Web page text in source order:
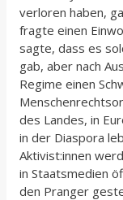
verloren haben,
fragte einen
sagte, dass es
gab, aber nach
Regime einen
des Landes, in
in der Diaspora
Aktivist:innen
in Staatsmedien
den Pranger